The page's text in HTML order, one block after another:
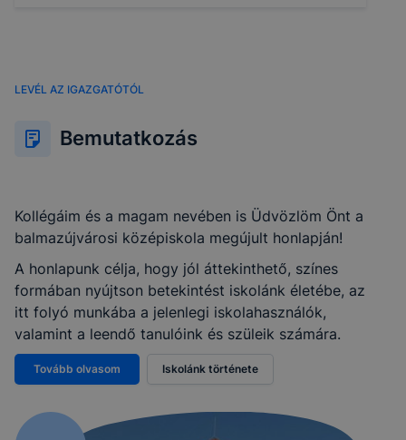
LEVÉL AZ IGAZGATÓTÓL
Bemutatkozás
Kollégáim és a magam nevében is Üdvözlöm Önt a
balmazújvárosi középiskola megújult honlapján!
A honlapunk célja, hogy jól áttekinthető, színes
formában nyújtson betekintést iskolánk életébe, az
itt folyó munkába a jelenlegi iskolahasználók,
valamint a leendő tanulóink és szüleik számára.
Tovább olvasom Iskolánk története